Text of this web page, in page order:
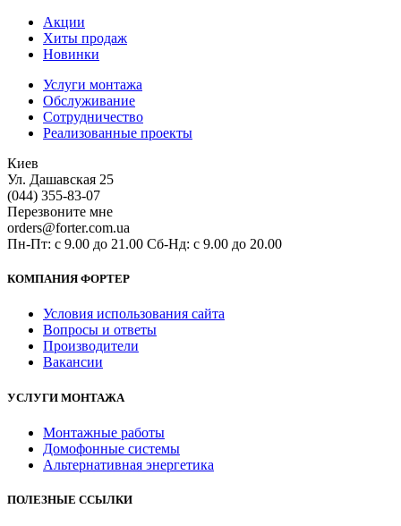
Акции
Хиты продаж
Новинки
Услуги монтажа
Обслуживание
Сотрудничество
Реализованные проекты
Киев
Ул. Дашавская 25
(044) 355-83-07
Перезвоните мне
orders@forter.com.ua
Пн-Пт: с 9.00 до 21.00 Сб-Нд: с 9.00 до 20.00
КОМПАНИЯ ФОРТЕР
Условия использования сайта
Вопросы и ответы
Производители
Вакансии
УСЛУГИ МОНТАЖА
Монтажные работы
Домофонные системы
Альтернативная энергетика
ПОЛЕЗНЫЕ ССЫЛКИ